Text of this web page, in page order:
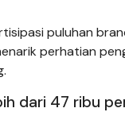
puluhan
perhatian
dari 47 ribu